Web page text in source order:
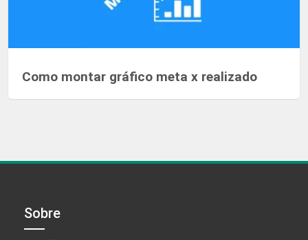
Como montar gráfico meta x realizado
Sobre